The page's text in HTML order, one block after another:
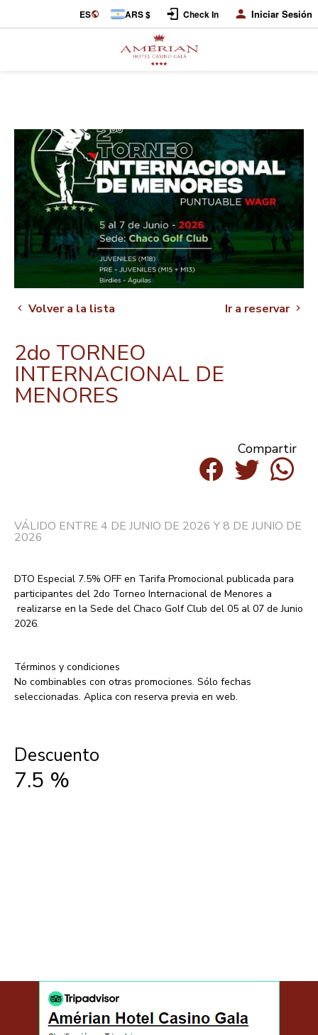
ES ARS $ Check In Iniciar Sesión
Volver a la lista Ir a reservar
2do TORNEO
INTERNACIONAL DE
MENORES
Compartir
VÁLIDO ENTRE 4 DE JUNIO DE 2026 Y 8 DE JUNIO DE
2026
DTO Especial 7.5% OFF en Tarifa Promocional publicada para
participantes del 2do Torneo Internacional de Menores a
realizarse en la Sede del Chaco Golf Club del 05 al 07 de Junio
2026.
Términos y condiciones
No combinables con otras promociones. Sólo fechas
seleccionadas. Aplica con reserva previa en web.
Descuento
7.5 %